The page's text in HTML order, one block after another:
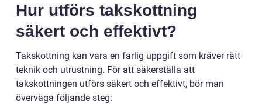
Hur utförs takskottning
säkert och effektivt?
Takskottning kan vara en farlig uppgift som kräver rätt
teknik och utrustning. För att säkerställa att
takskottningen utförs säkert och effektivt, bör man
överväga följande steg: